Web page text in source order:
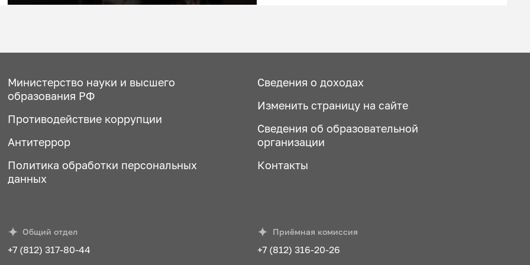
Министерство науки и высшего
образования РФ
Противодействие коррупции
Антитеррор
Политика обработки персональных
данных
Сведения о доходах
Изменить страницу на сайте
Сведения об образовательной
организации
Контакты
Общий отдел
+7 (812) 317-80-44
Приёмная комиссия
+7 (812) 316-20-26